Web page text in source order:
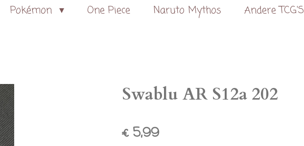
Pokémon One Piece Naruto Mythos Andere TCG'S
Swablu AR S12a 202
€ 5,99